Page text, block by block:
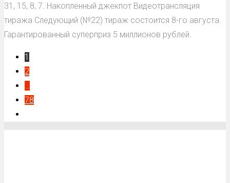
31, 15, 8, 7. Накопленный джекпот Видеотрансляция
тиража Следующий (№22) тираж состоится 8-го августа.
Гарантированный суперприз 5 миллионов рублей.
1
2
78